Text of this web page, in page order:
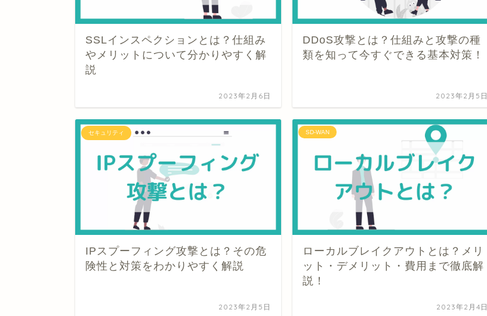
SSLインスペクションとは？仕組み
やメリットについて分かりやすく解
説
2023年2月6日
DDoS攻撃とは？仕組みと攻撃の種
類を知って今すぐできる基本対策！
2023年2月5日
セキュリティ
IPスプーフィング攻撃とは？その危
険性と対策をわかりやすく解説
2023年2月5日
SD-WAN
ローカルブレイクアウトとは？メリ
ット・デメリット・費用まで徹底解
説！
2023年2月4日